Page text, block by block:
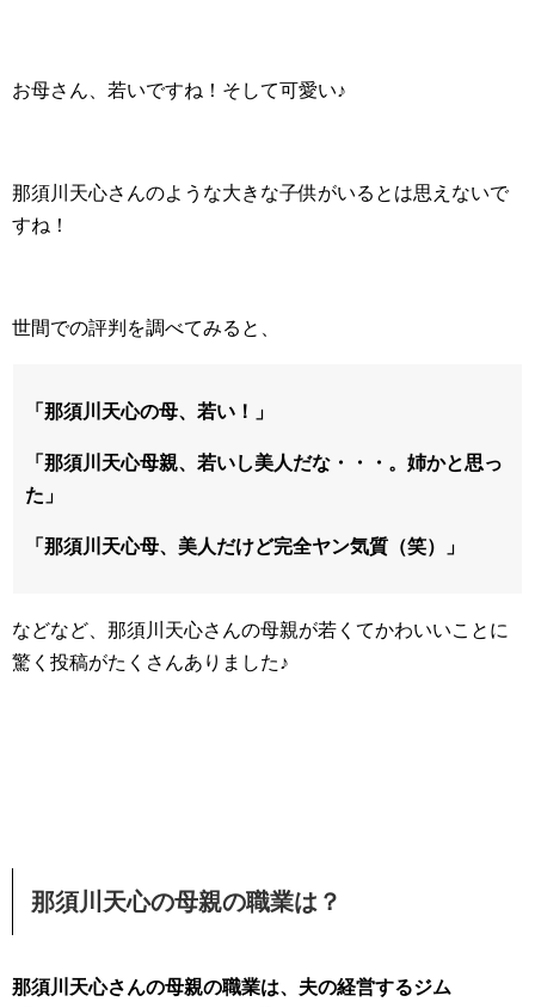
お母さん、若いですね！そして可愛い♪
那須川天心さんのような大きな子供がいるとは思えないで
すね！
世間での評判を調べてみると、
「那須川天心の母、若い！」
「那須川天心母親、若いし美人だな・・・。姉かと思っ
た」
「那須川天心母、美人だけど完全ヤン気質（笑）」
などなど、那須川天心さんの母親が若くてかわいいことに
驚く投稿がたくさんありました♪
那須川天心の母親の職業は？
那須川天心さんの母親の職業は、夫の経営するジム